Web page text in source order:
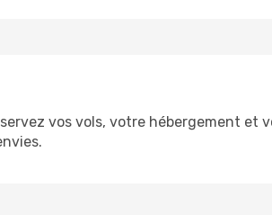
vos vols, votre hébergement et